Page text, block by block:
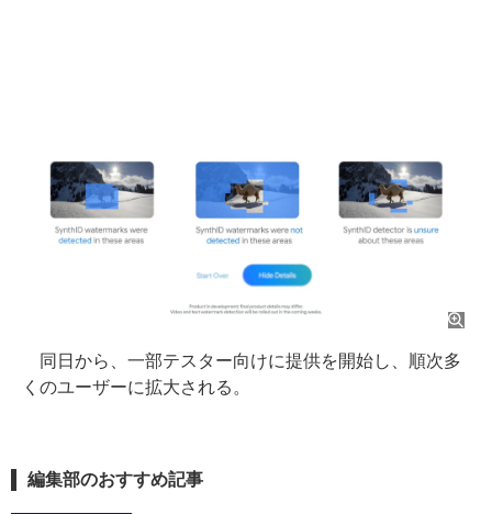
同日から、一部テスター向けに提供を開始し、順次多
くのユーザーに拡大される。
編集部のおすすめ記事